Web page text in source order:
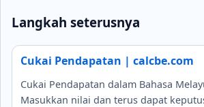
Langkah seterusnya
Cukai Pendapatan | calcbe.com
Cukai Pendapatan dalam Bahasa
Masukkan nilai dan terus dapat